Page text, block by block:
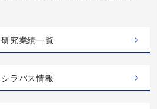
研究業績一覧
シラバス情報